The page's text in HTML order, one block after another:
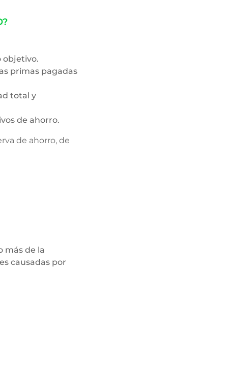
objetivo.
primas pagadas
total y
de ahorro.
de ahorro, de
más de la
causadas por